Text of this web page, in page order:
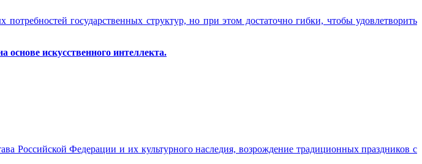
государственных структур, но при этом достаточно гибки, чтобы удовлетворить
искусственного интеллекта.
Российской Федерации и их культурного наследия, возрождение традиционных праздников с